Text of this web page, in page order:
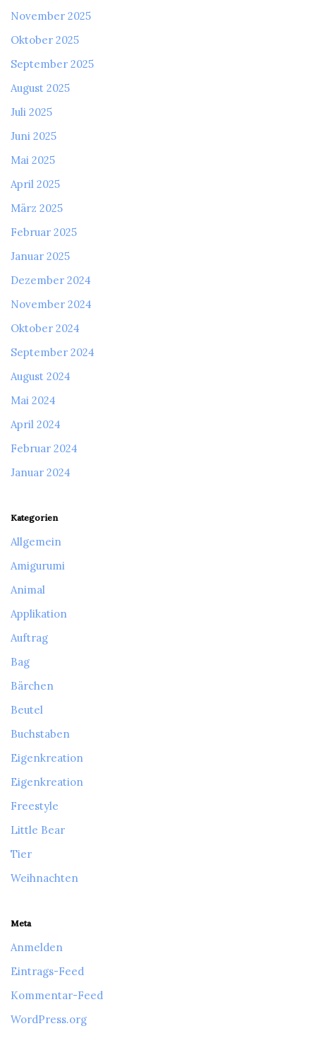
November 2025
Oktober 2025
September 2025
August 2025
Juli 2025
Juni 2025
Mai 2025
April 2025
März 2025
Februar 2025
Januar 2025
Dezember 2024
November 2024
Oktober 2024
September 2024
August 2024
Mai 2024
April 2024
Februar 2024
Januar 2024
Kategorien
Allgemein
Amigurumi
Animal
Applikation
Auftrag
Bag
Bärchen
Beutel
Buchstaben
Eigenkreation
Eigenkreation
Freestyle
Little Bear
Tier
Weihnachten
Meta
Anmelden
Eintrags-Feed
Kommentar-Feed
WordPress.org